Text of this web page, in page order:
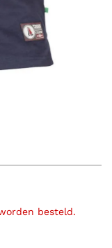
besteld.